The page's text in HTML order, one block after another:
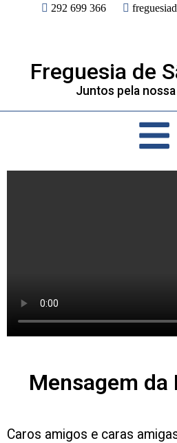
Freguesia de
Juntos pela
292 699 366
Mensagem da
Caros amigos e caras